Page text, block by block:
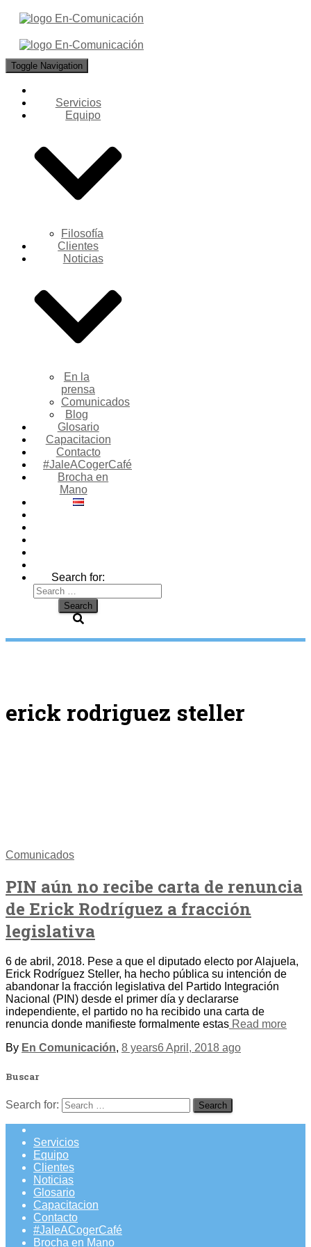
Toggle Navigation
Servicios
Equipo
Filosofía
Clientes
Noticias
En la
prensa
Comunicados
Blog
Glosario
Capacitacion
Contacto
#JaleACogerCafé
Brocha en
Mano
Search for:
erick rodriguez steller
Comunicados
PIN aún no recibe carta de renuncia
de Erick Rodríguez a fracción
legislativa
6 de abril, 2018. Pese a que el diputado electo por Alajuela,
Erick Rodríguez Steller, ha hecho pública su intención de
abandonar la fracción legislativa del Partido Integración
Nacional (PIN) desde el primer día y declararse
independiente, el partido no ha recibido una carta de
renuncia donde manifieste formalmente estas Read more
By En Comunicación, 8 years6 April, 2018 ago
Buscar
Search for:
Servicios
Equipo
Clientes
Noticias
Glosario
Capacitacion
Contacto
#JaleACogerCafé
Brocha en Mano